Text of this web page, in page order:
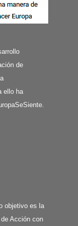
de
ello ha
objetivo es la
Acción con